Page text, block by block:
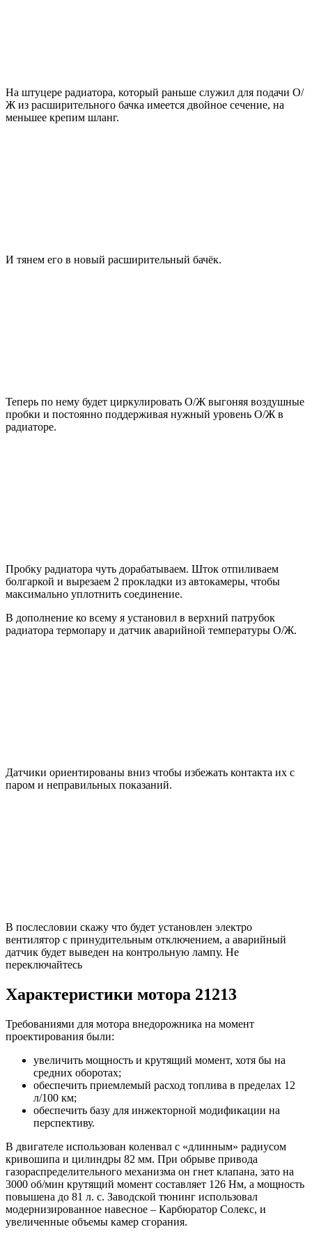
На штуцере радиатора, который раньше служил для подачи О/
Ж из расширительного бачка имеется двойное сечение, на
меньшее крепим шланг.
И тянем его в новый расширительный бачёк.
Теперь по нему будет циркулировать О/Ж выгоняя воздушные
пробки и постоянно поддерживая нужный уровень О/Ж в
радиаторе.
Пробку радиатора чуть дорабатываем. Шток отпиливаем
болгаркой и вырезаем 2 прокладки из автокамеры, чтобы
максимально уплотнить соединение.
В дополнение ко всему я установил в верхний патрубок
радиатора термопару и датчик аварийной температуры О/Ж.
Датчики ориентированы вниз чтобы избежать контакта их с
паром и неправильных показаний.
В послесловии скажу что будет установлен электро
вентилятор с принудительным отключением, а аварийный
датчик будет выведен на контрольную лампу. Не
переключайтесь
Характеристики мотора 21213
Требованиями для мотора внедорожника на момент
проектирования были:
увеличить мощность и крутящий момент, хотя бы на
средних оборотах;
обеспечить приемлемый расход топлива в пределах 12
л/100 км;
обеспечить базу для инжекторной модификации на
перспективу.
В двигателе использован коленвал с «длинным» радиусом
кривошипа и цилиндры 82 мм. При обрыве привода
газораспределительного механизма он гнет клапана, зато на
3000 об/мин крутящий момент составляет 126 Нм, а мощность
повышена до 81 л. с. Заводской тюнинг использовал
модернизированное навесное – Карбюратор Солекс, и
увеличенные объемы камер сгорания.